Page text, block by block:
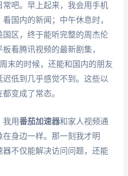
常吧。早上起来，我会用手机
国内的新闻；中午休息时，
区，终于能听完整的周杰伦
看腾讯视频的最新剧集，
末的时候，还能和国内的朋友
低到几乎感觉不到。这些以
变成了常态。
我用番茄加速器和家人视频通
身边一样。那一刻我才明
器不仅能解决访问问题，还能